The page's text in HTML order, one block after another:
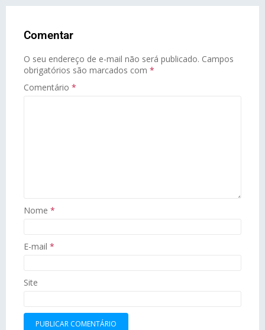
Comentar
O seu endereço de e-mail não será publicado. Campos
obrigatórios são marcados com *
Comentário *
Nome *
E-mail *
Site